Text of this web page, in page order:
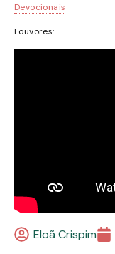
Devocionais
Louvores:
Eloã Crispim